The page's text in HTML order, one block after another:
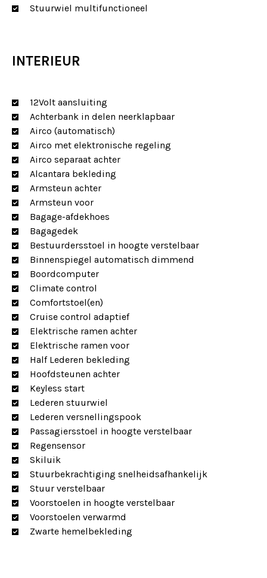
Stuurwiel multifunctioneel
INTERIEUR
12Volt aansluiting
Achterbank in delen neerklapbaar
Airco (automatisch)
Airco met elektronische regeling
Airco separaat achter
Alcantara bekleding
Armsteun achter
Armsteun voor
Bagage-afdekhoes
Bagagedek
Bestuurdersstoel in hoogte verstelbaar
Binnenspiegel automatisch dimmend
Boordcomputer
Climate control
Comfortstoel(en)
Cruise control adaptief
Elektrische ramen achter
Elektrische ramen voor
Half Lederen bekleding
Hoofdsteunen achter
Keyless start
Lederen stuurwiel
Lederen versnellingspook
Passagiersstoel in hoogte verstelbaar
Regensensor
Skiluik
Stuurbekrachtiging snelheidsafhankelijk
Stuur verstelbaar
Voorstoelen in hoogte verstelbaar
Voorstoelen verwarmd
Zwarte hemelbekleding